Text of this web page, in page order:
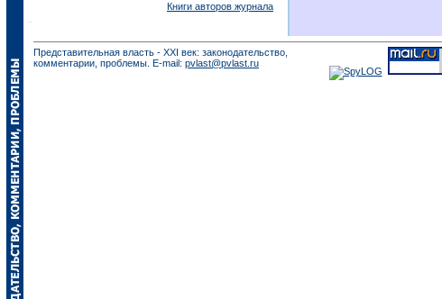
Книги авторов журнала
Представительная власть - XXI век: законодательство,
комментарии, проблемы. E-mail: pvlast@pvlast.ru